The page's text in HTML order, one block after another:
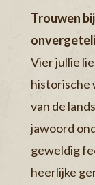
Trouwen
Vier jullie
historische
van de
jawoord
geweldig
heerlijke